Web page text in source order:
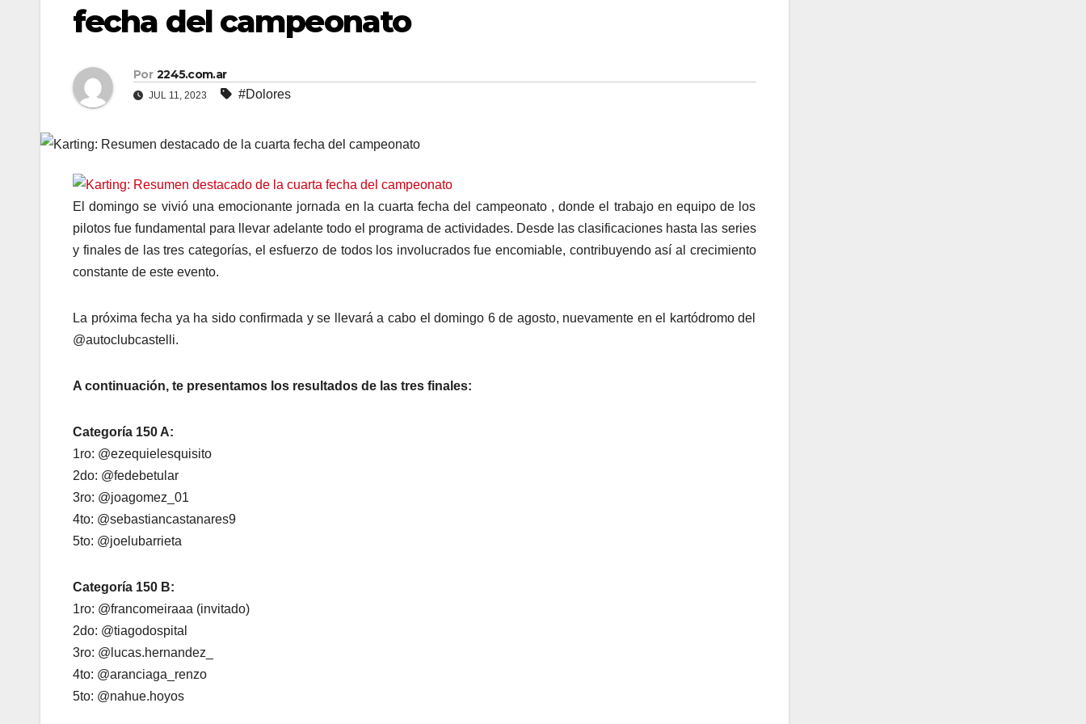
fecha del campeonato
Por 2245.com.ar
JUL 11, 2023 #Dolores
El domingo se vivió una emocionante jornada en la cuarta fecha del campeonato , donde el trabajo en equipo de los
pilotos fue fundamental para llevar adelante todo el programa de actividades. Desde las clasificaciones hasta las series
y finales de las tres categorías, el esfuerzo de todos los involucrados fue encomiable, contribuyendo así al crecimiento
constante de este evento.
La próxima fecha ya ha sido confirmada y se llevará a cabo el domingo 6 de agosto, nuevamente en el kartódromo del
@autoclubcastelli.
A continuación, te presentamos los resultados de las tres finales:
Categoría 150 A:
1ro: @ezequielesquisito
2do: @fedebetular
3ro: @joagomez_01
4to: @sebastiancastanares9
5to: @joelubarrieta
Categoría 150 B:
1ro: @francomeiraaa (invitado)
2do: @tiagodospital
3ro: @lucas.hernandez_
4to: @aranciaga_renzo
5to: @nahue.hoyos